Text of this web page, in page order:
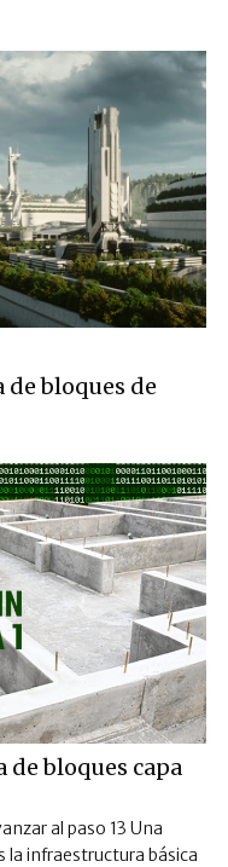
de bloques de
de bloques capa
al paso 13 Una
la infraestructura básica